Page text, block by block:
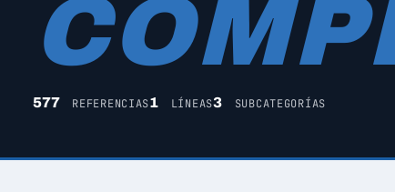
577 REFERENCIAS1 LÍNEAS3 SUBCATEGORÍAS